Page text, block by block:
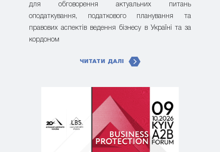
для обговорення актуальних питань
оподаткування, податкового планування та
правових аспектів ведення бізнесу в Україні та за
кордоном
ЧИТАТИ ДАЛІ